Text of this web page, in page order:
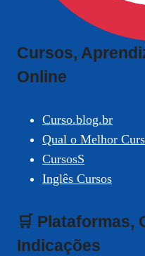
Cursos,
Online
Curso.blog.br
Qual o Melhor
CursosS
Inglês Cursos
🛒 Plataformas,
Indicações